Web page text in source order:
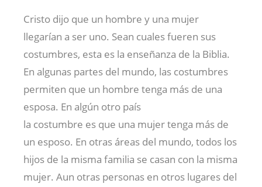
Cristo dijo que un hombre y una mujer
llegarían a ser uno. Sean cuales fueren sus
costumbres, esta es la enseñanza de la Biblia.
En algunas partes del mundo, las costumbres
permiten que un hombre tenga más de una
esposa. En algún otro país
la costumbre es que una mujer tenga más de
un esposo. En otras áreas del mundo, todos los
hijos de la misma familia se casan con la misma
mujer. Aun otras personas en otros lugares del